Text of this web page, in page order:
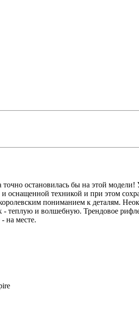
точно остановилась бы на этой
оснащенной техникой и при этом
пониманием к деталям.
теплую и волшебную. Трендовое
на месте.